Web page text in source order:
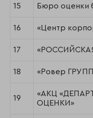
15 Бюро оценки
16 «Центр
17
18 «Ровер
19
«АКЦ
ОЦЕНКИ»